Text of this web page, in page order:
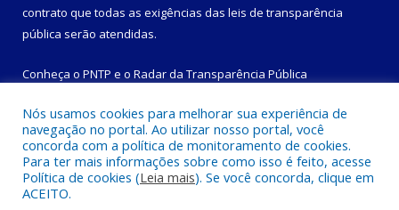
contrato que todas as exigências das leis de transparência
pública serão atendidas.
Conheça o PNTP e o Radar da Transparência Pública
Todos os direitos reservados a Prefeitura Municipal de
Magalhães Barata.
Nós usamos cookies para melhorar sua experiência de
navegação no portal. Ao utilizar nosso portal, você
concorda com a política de monitoramento de cookies.
Para ter mais informações sobre como isso é feito, acesse
Política de cookies (Leia mais). Se você concorda, clique em
ACEITO.